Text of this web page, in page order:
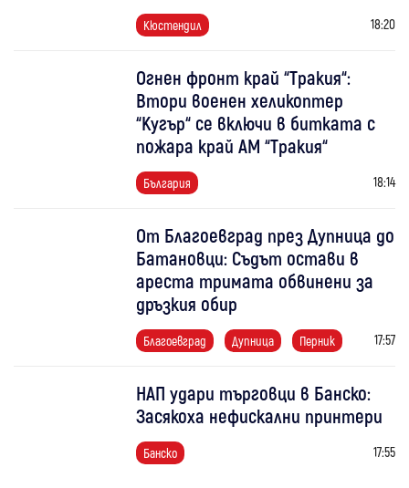
Кюстендил 18:20
Огнен фронт край “Тракия“:
Втори военен хеликоптер
“Кугър“ се включи в битката с
пожара край АМ “Тракия“
България 18:14
От Благоевград през Дупница до
Батановци: Съдът остави в
ареста тримата обвинени за
дръзкия обир
Благоевград Дупница Перник 17:57
НАП удари търговци в Банско:
Засякоха нефискални принтери
Банско 17:55